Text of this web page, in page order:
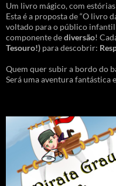
Um livro mágico, com estórias
Esta é a proposta de “O livro
voltado para o público infantil
componente dediversão!
Tesouro!) para descobrir:
Quem quer subir a bordo do
Será uma aventura fantástica